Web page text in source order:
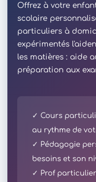
Offrez à votre
scolaire
particuliers à
expérimentés
les matières : aide
préparation aux
✓ Cours
au rythme de
✓ Pédagogie
besoins et son
✓ Prof